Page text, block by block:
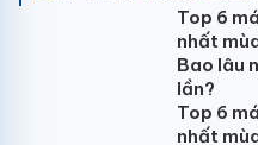
càng được chú trọng thì
giải pháp lựa chọn tối ưu
Với công suất
Panasonic S-48PF2H5-
phòng diện tích dưới
Top 6
nhất
Bao lâu
lần?
Top 6
nhất